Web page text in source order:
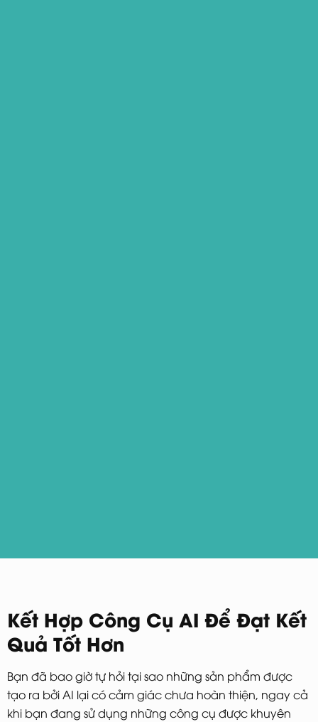
Kết Hợp Công Cụ AI Để Đạt Kết
Quả Tốt Hơn
Bạn đã bao giờ tự hỏi tại sao những sản phẩm được
tạo ra bởi AI lại có cảm giác chưa hoàn thiện, ngay cả
khi bạn đang sử dụng những công cụ được khuyên